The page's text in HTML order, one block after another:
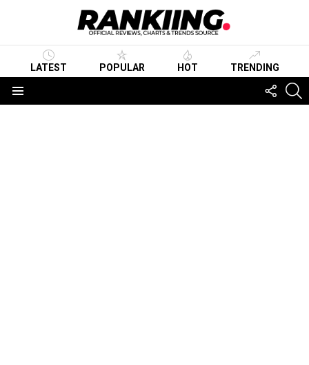
LATEST POPULAR HOT TRENDING
US